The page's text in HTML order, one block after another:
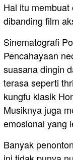
Hal itu
dibanding film
Sinematografi
Pencahayaan
suasana dingin
terasa seperti
kungfu klasik
Musiknya juga
emosional yang
Banyak